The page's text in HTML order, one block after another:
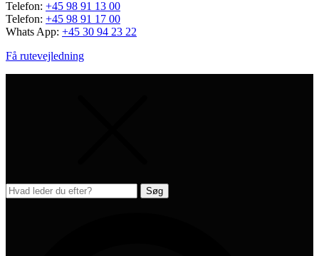
Telefon: +45 98 91 13 00
Telefon: +45 98 91 17 00
Whats App: +45 30 94 23 22
Få rutevejledning